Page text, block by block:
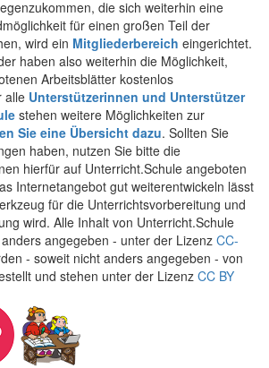
die sich weiterhin eine
für einen großen Teil der
wird ein Mitgliederbereich eingerichtet.
haben also weiterhin die Möglichkeit,
Arbeitsblätter kostenlos
alle Unterstützerinnen und Unterstützer
stehen weitere Möglichkeiten zur
Sie eine Übersicht dazu. Sollten Sie
haben, nutzen Sie bitte die
hierfür auf Unterricht.Schule angeboten
Internetangebot gut weiterentwickeln lässt
für die Unterrichtsvorbereitung und
wird. Alle Inhalt von Unterricht.Schule
angegeben - unter der Lizenz CC-
- soweit nicht anders angegeben - von
und stehen unter der Lizenz CC BY